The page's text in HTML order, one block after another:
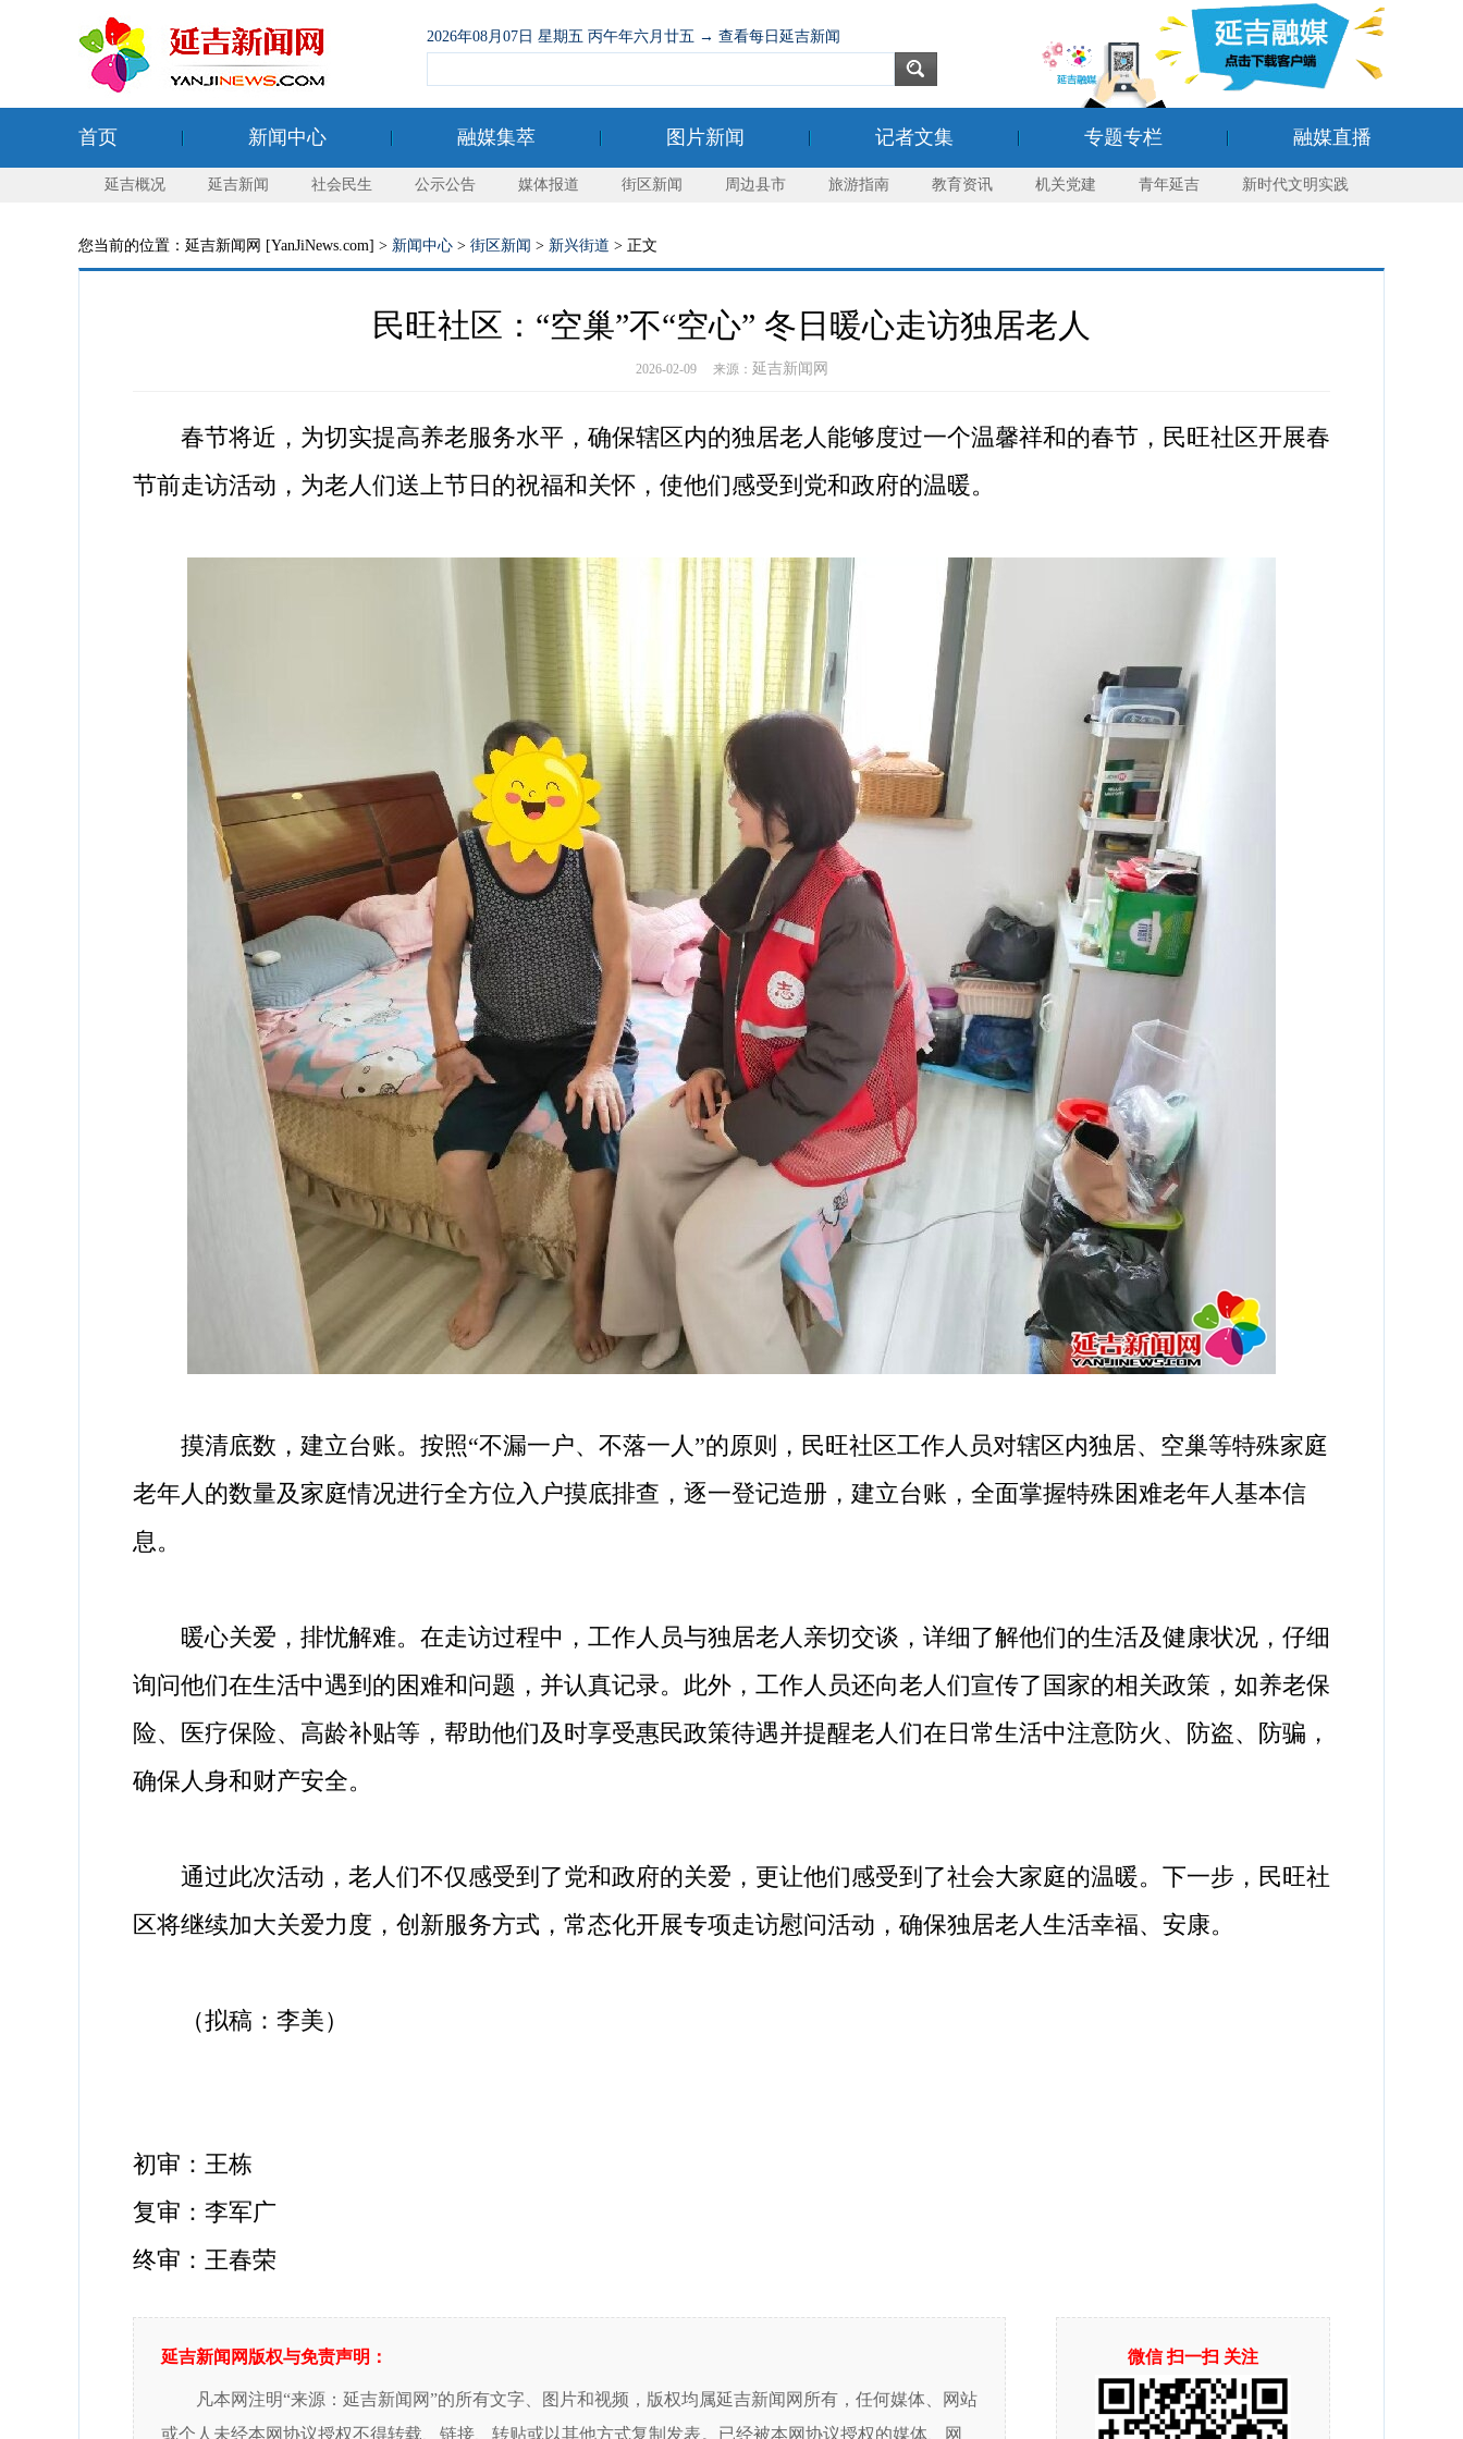
2026年08月07日 星期五 丙午年六月廿五 → 查看每日延吉新闻
首页 新闻中心 融媒集萃 图片新闻 记者文集 专题专栏 融媒直播
延吉概况 延吉新闻 社会民生 公示公告 媒体报道 街区新闻 周边县市 旅游指南 教育资讯 机关党建 青年延吉 新时代文明实践
您当前的位置：延吉新闻网 [YanJiNews.com] > 新闻中心 > 街区新闻 > 新兴街道 > 正文
民旺社区：“空巢”不“空心” 冬日暖心走访独居老人
2026-02-09 来源： 延吉新闻网
春节将近，为切实提高养老服务水平，确保辖区内的独居老人能够度过一个温馨祥和的春节，民旺社区开展春
节前走访活动，为老人们送上节日的祝福和关怀，使他们感受到党和政府的温暖。
摸清底数，建立台账。按照“不漏一户、不落一人”的原则，民旺社区工作人员对辖区内独居、空巢等特殊家庭
老年人的数量及家庭情况进行全方位入户摸底排查，逐一登记造册，建立台账，全面掌握特殊困难老年人基本信
息。
暖心关爱，排忧解难。在走访过程中，工作人员与独居老人亲切交谈，详细了解他们的生活及健康状况，仔细
询问他们在生活中遇到的困难和问题，并认真记录。此外，工作人员还向老人们宣传了国家的相关政策，如养老保
险、医疗保险、高龄补贴等，帮助他们及时享受惠民政策待遇并提醒老人们在日常生活中注意防火、防盗、防骗，
确保人身和财产安全。
通过此次活动，老人们不仅感受到了党和政府的关爱，更让他们感受到了社会大家庭的温暖。下一步，民旺社
区将继续加大关爱力度，创新服务方式，常态化开展专项走访慰问活动，确保独居老人生活幸福、安康。
（拟稿：李美）
初审：王栋
复审：李军广
终审：王春荣
微信 扫一扫 关注
延吉新闻网版权与免责声明：
凡本网注明“来源：延吉新闻网”的所有文字、图片和视频，版权均属延吉新闻网所有，任何媒体、网站
或个人未经本网协议授权不得转载、链接、转贴或以其他方式复制发表。已经被本网协议授权的媒体、网